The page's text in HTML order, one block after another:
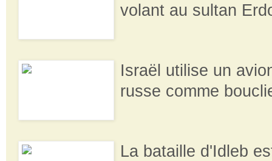
volant au sultan
Israël utilise un
russe comme
La bataille d'Idleb